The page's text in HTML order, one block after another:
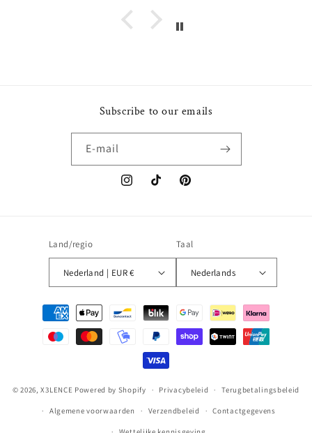
Subscribe to our emails
E‑mail
InstagramTikTok Pinterest
Land/regio
Nederland | EUR €
Taal
Nederlands
Betaalmethoden
© 2026,X3LENCE Powered by Shopify Privacybeleid Terugbetalingsbeleid
Algemene voorwaarden Verzendbeleid Contactgegevens